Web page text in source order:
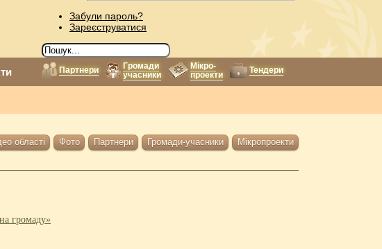
Забули пароль?
Зареєструватися
Партнери
Громади
учасники
Мікро-
проекти
Тендери
області Фото Партнери Громади-учасники Мікропроекти
громаду»